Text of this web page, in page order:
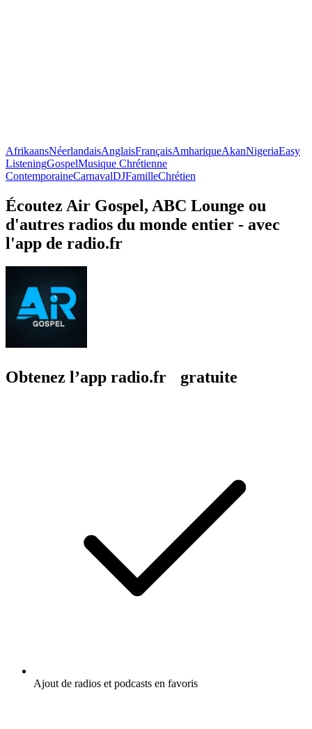
AfrikaansNéerlandaisAnglaisFrançaisAmhariqueAkanNigeriaEasy
ListeningGospelMusique Chrétienne
ContemporaineCarnavalDJFamilleChrétien
Écoutez Air Gospel, ABC Lounge ou
d'autres radios du monde entier - avec
l'app de radio.fr
Obtenez l’app radio.fr gratuite
Ajout de radios et podcasts en favoris